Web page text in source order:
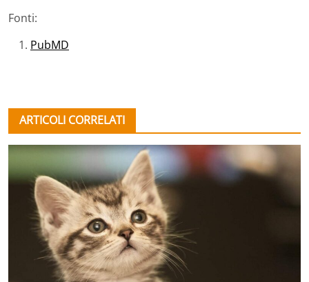
Fonti:
PubMD
ARTICOLI CORRELATI